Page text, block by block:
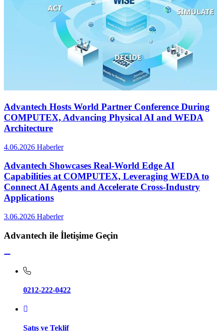
Advantech Hosts World Partner Conference During
COMPUTEX, Advancing Physical AI and WEDA
Architecture
4.06.2026 Haberler
Advantech Showcases Real-World Edge AI
Capabilities at COMPUTEX, Leveraging WEDA to
Connect AI Agents and Accelerate Cross-Industry
Applications
3.06.2026 Haberler
Advantech ile İletişime Geçin
0212-222-0422
Satış ve Teklif